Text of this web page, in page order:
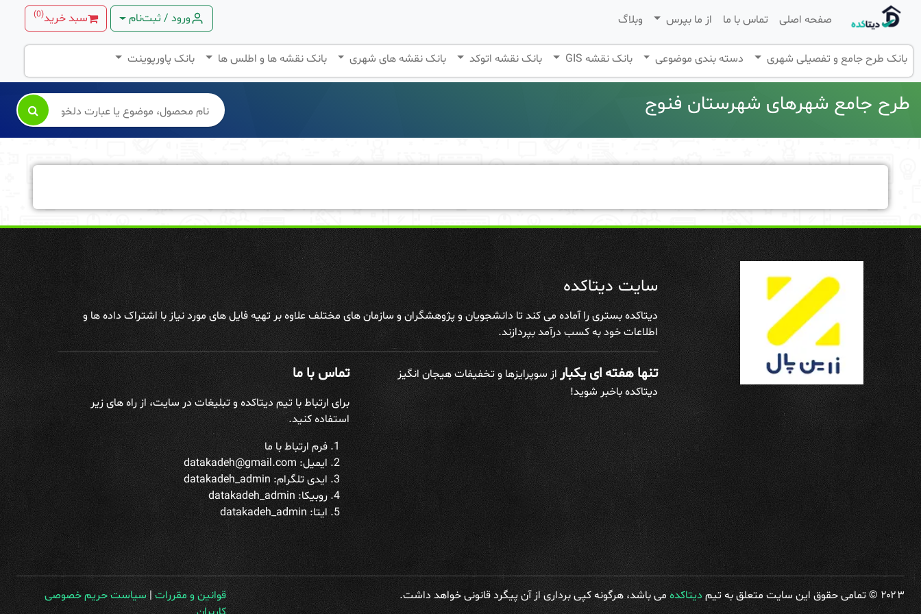
صفحه اصلی تماس با ما از ما بپرس وبلاگ ورود / ثبت‌نام سبد خرید(
0
)
بانک طرح جامع و تفصیلی شهری دسته بندی موضوعی بانک نقشه GIS بانک نقشه اتوکد بانک نقشه های شهری بانک نقشه ها و اطلس ها بانک پاورپوینت
طرح جامع شهرهای شهرستان فنوج 
سایت دیتاکده
دیتاکده بستری را آماده می کند تا دانشجویان و پژوهشگران و سازمان های مختلف علاوه بر تهیه فایل های مورد نیاز با اشتراک داده ها و
اطلاعات خود به کسب درآمد بپردازند.
تنها هفته ای یکباراز سوپرایزها و تخفیفات هیجان انگیز
دیتاکده باخبر شوید!
تماس با ما
برای ارتباط با تیم دیتاکده و تبلیغات در سایت، از راه های زیر
استفاده کنید.
فرم ارتباط با ما
ایمیل: datakadeh@gmail.com
ایدی تلگرام:datakadeh_admin
روبیکا: datakadeh_admin
ایتا: datakadeh_admin
۲۰۲۳ © تمامی حقوق این سایت متعلق به تیم دیتاکدهمی باشد، هرگونه کپی برداری از آن پیگرد قانونی خواهد داشت. قوانین و مقررات|سیاست حریم خصوصی